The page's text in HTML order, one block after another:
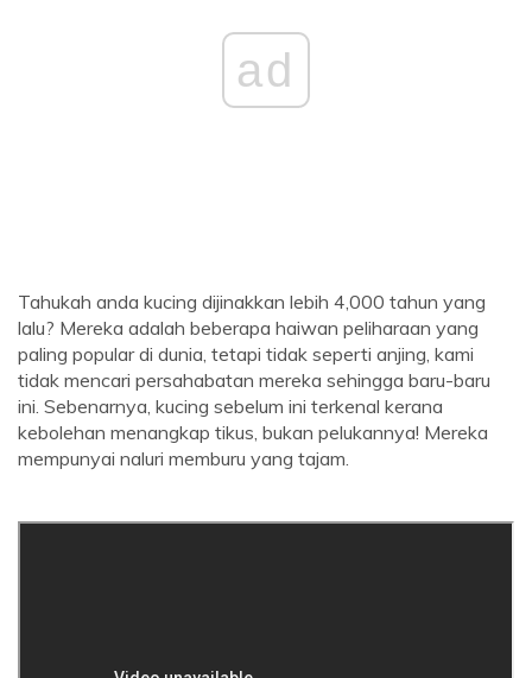
ad
Tahukah anda kucing dijinakkan lebih 4,000 tahun yang
lalu? Mereka adalah beberapa haiwan peliharaan yang
paling popular di dunia, tetapi tidak seperti anjing, kami
tidak mencari persahabatan mereka sehingga baru-baru
ini. Sebenarnya, kucing sebelum ini terkenal kerana
kebolehan menangkap tikus, bukan pelukannya! Mereka
mempunyai naluri memburu yang tajam.